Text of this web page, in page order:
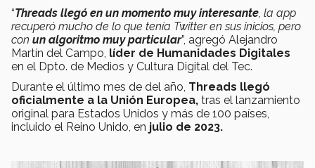
“Threads llegó en un momento muy interesante , la app
recuperó mucho de lo que tenía Twitter en sus inicios, pero
con un algoritmo muy particular”, agregó Alejandro
Martín del Campo, líder de Humanidades Digitales
en el Dpto. de Medios y Cultura Digital del Tec.
Durante el último mes de del año, Threads llegó
oficialmente a la Unión Europea, tras el lanzamiento
original para Estados Unidos y más de 100 países,
incluido el Reino Unido, en julio de 2023.